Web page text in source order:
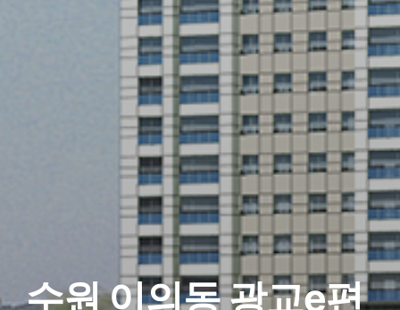
수원 이의동 광교e편